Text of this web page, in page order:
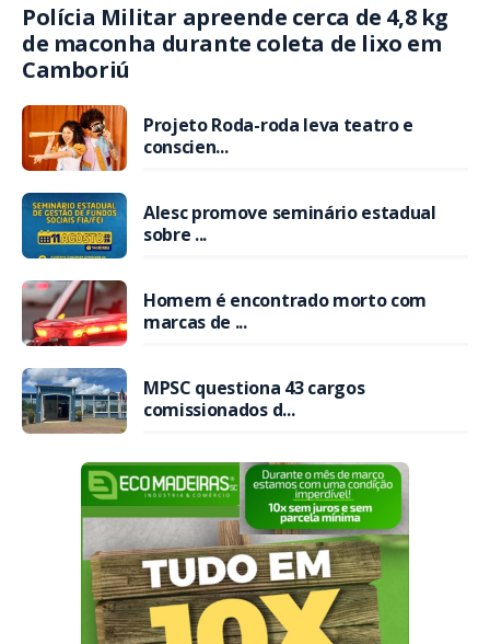
Polícia Militar apreende cerca de 4,8 kg
de maconha durante coleta de lixo em
Camboriú
Projeto Roda-roda leva teatro e
conscien...
Alesc promove seminário estadual
sobre ...
Homem é encontrado morto com
marcas de ...
MPSC questiona 43 cargos
comissionados d...